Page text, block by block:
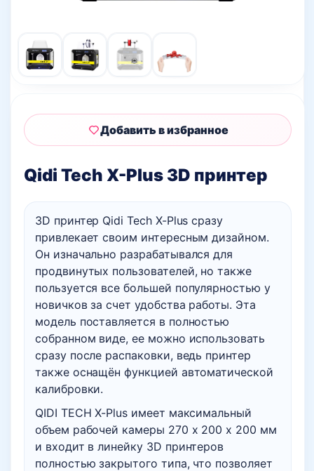
Qidi Tech X-Plus 3D принтер
3D принтер Qidi Tech X-Plus сразу
привлекает своим интересным дизайном.
Он изначально разрабатывался для
продвинутых пользователей, но также
пользуется все большей популярностью у
новичков за счет удобства работы. Эта
модель поставляется в полностью
собранном виде, ее можно использовать
сразу после распаковки, ведь принтер
также оснащён функцией автоматической
калибровки.
QIDI TECH X-Plus имеет максимальный
объем рабочей камеры 270 x 200 x 200 мм
и входит в линейку 3D принтеров
полностью закрытого типа, что позволяет
Добавить в избранное